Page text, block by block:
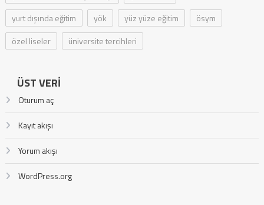
yurt dışında eğitim
yök yüz yüze eğitim
ösym
özel liseler
üniversite tercihleri
ÜST VERI
Oturum aç
Kayıt akışı
Yorum akışı
WordPress.org